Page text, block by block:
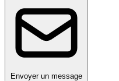
Envoyer un message